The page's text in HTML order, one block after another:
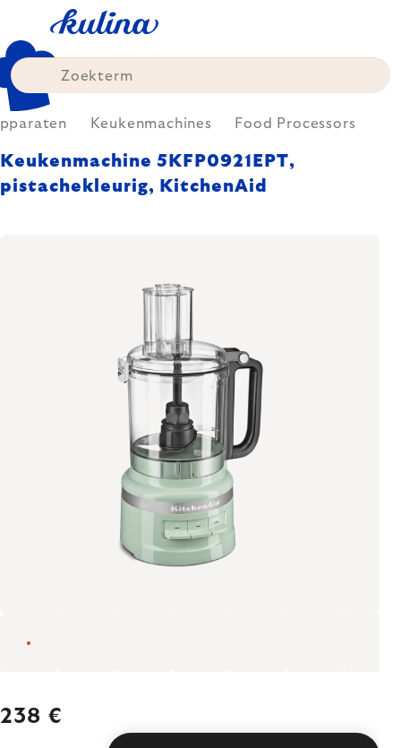
content
Keukenmachines Food Processors
Keukenmachine 5KFP0921EPT,
pistachekleurig, KitchenAid
238 €